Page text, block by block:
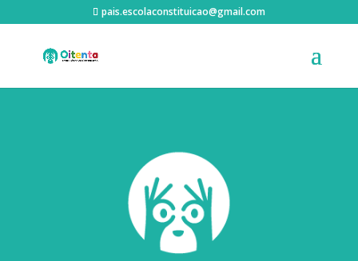
pais.escolaconstituicao@gmail.com